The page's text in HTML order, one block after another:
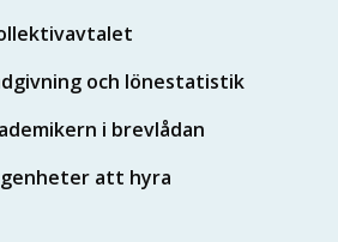
och lönestatistik
i brevlådan
att hyra